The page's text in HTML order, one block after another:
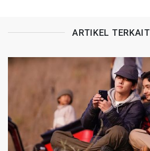
ARTIKEL TERKAIT